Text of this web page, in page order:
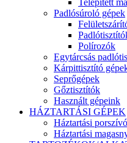
Telepített
Padlósúroló gépek
Polírozók
Egytárcsás
Kárpittisztító
Seprőgépek
Gőztisztítók
Használt gépeink
HÁZTARTÁSI GÉPEK
Háztartási
Háztartási